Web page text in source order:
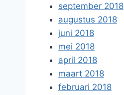
september 2018
augustus 2018
juni 2018
mei 2018
april 2018
maart 2018
februari 2018